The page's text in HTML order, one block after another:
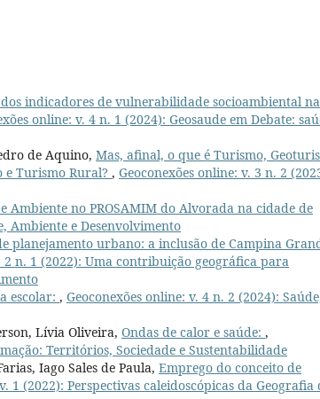
indicadores de vulnerabilidade socioambiental na
online: v. 4 n. 1 (2024): Geosaude em Debate:
de Aquino, Mas, afinal, o que é Turismo,
Turismo Rural? , Geoconexões online: v. 3 n. 2
Ambiente no PROSAMIM do Alvorada na cidade de
Ambiente e Desenvolvimento
planejamento urbano: a inclusão de Campina
2 n. 1 (2022): Uma contribuição geográfica para
escolar: , Geoconexões online: v. 4 n. 2 (2024):
Lívia Oliveira, Ondas de calor e saúde: ,
Territórios, Sociedade e Sustentabilidade
Iago Sales de Paula, Emprego do conceito de
1 (2022): Perspectivas caleidoscópicas da Geografia